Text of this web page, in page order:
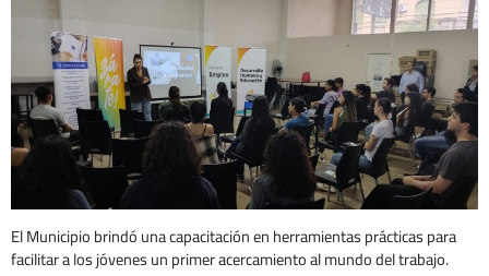
El Municipio brindó una capacitación en herramientas prácticas para
facilitar a los jóvenes un primer acercamiento al mundo del trabajo.